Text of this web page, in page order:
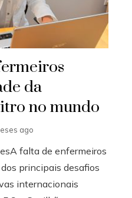
da
no mundo
ago
falta de enfermeiros
principais desafios
internacionais